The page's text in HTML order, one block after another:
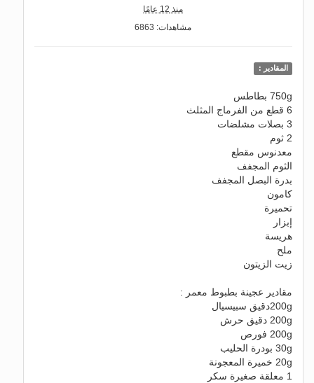
منذ 12 عامًا
مشاهدات: 6863
المقادير :
750g بطاطس
6 قطع من الفرماج المثلث
3 بصلات مشلضات
2 ثوم
معدنوس مقطع
الثوم المجفف
بدرة البصل المجفف
كامون
تحميرة
إبزار
هريسة
ملح
زيت الزيتون
مقادير عجينة بطبوط معمر :
200gدقيق سبيسيال
200g دقيق حرش
200g فورص
30g بودرة الحليب
20g خميرة المعجونة
1 معلقة صغيرة سكر